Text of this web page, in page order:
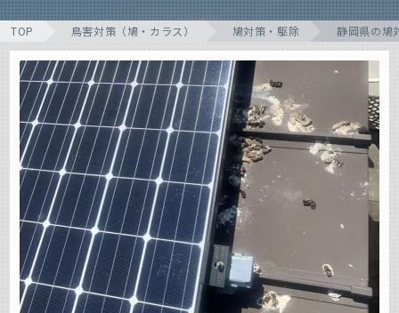
TOP 鳥害対策（鳩・カラス） 鳩対策・駆除 静岡県の鳩